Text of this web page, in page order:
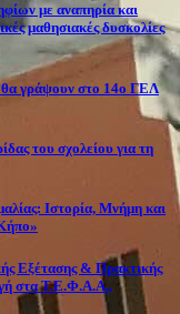
με αναπηρία και
μαθησιακές δυσκολίες
θα γράψουν στο 14ο ΓΕΛ
του σχολείου για τη
Ιστορία, Μνήμη και
Εξέτασης & Πρακτικής
στα Τ.Ε.Φ.Α.Α.,